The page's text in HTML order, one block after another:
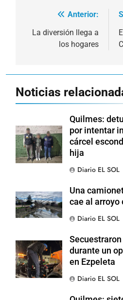
Navegación
de
Anterior:
La diversión llega a
los hogares
Noticias
Quilmes:
por intentar
cárcel
hija
Diario EL SOL
Una
cae al arroyo
Diario EL SOL
durante un
en Ezpeleta
Diario EL SOL